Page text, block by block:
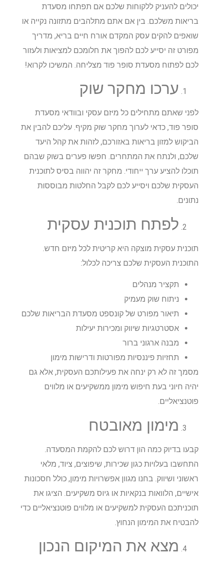
יכולים להעניק ללקוחות שלכם אם תפתחו מסעדת
בריאות משלכם. בין אם אתם מתלהבים מתזונה נקייה או
שואפים להקים עסק המקדם אורח חיים בריא, מדריך
מפורט זה יסייע לכם להפוך את חלומכם למציאות ולעזור
לכם לפתוח מסעדת סופר פוד מצליחה. המשיכו לקרוא!
ערכו מחקר שוק
לפני שאתם מתחילים כל מיזם עסקי ובוודאי מסעדת
סופר פוד, כדאי לערוך מחקר שוק מקיף. עליכם להבין את
הביקוש למזון בריאות באזורכם, לזהות את קהל היעד
שלכם, ולנתח את המתחרים. חפשו פערים בשוק שבהם
תוכלו להציע ערך ייחודי. מחקר זה יהווה בסיס לתוכנית
העסקית שלכם ויסייע לכם לקבל החלטות מבוססות
נתונים.
לפתח תוכנית עסקית
תוכנית עסקית מוצקה היא קריטית לכל מיזם חדש.
התוכנית העסקית שלכם צריכה לכלול:
תקציר מנהלים
ניתוח שוק מעמיק
תיאור מפורט של קונספט מסעדת הבריאות שלכם
אסטרטגיות שיווק ומכירות יעילות
מבנה ארגוני ברור
תחזיות פיננסיות מפורטות ודרישות מימון
מסמך זה לא רק ינחה את פעילותכם העסקית, אלא גם
יהיה חיוני בעת חיפוש מימון ממשקיעים או מלווים
פוטנציאליים.
מימון מאובטח
קבעו בדיוק כמה הון דרוש לכם להקמת המסעדה.
התחשבו בעלויות כגון שכירות, שיפוצים, ציוד, מלאי
ראשוני ושיווק. בחנו מגוון אפשרויות מימון, כולל חסכונות
אישיים, הלוואות בנקאיות או גיוס משקיעים. הציגו את
תוכניתכם העסקית למשקיעים או מלווים פוטנציאליים כדי
להבטיח את המימון הנחוץ.
מצא את המיקום הנכון